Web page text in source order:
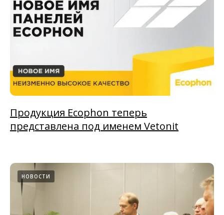
Продукция Ecophon теперь
представлена под именем Vetonit
НОВОСТИ